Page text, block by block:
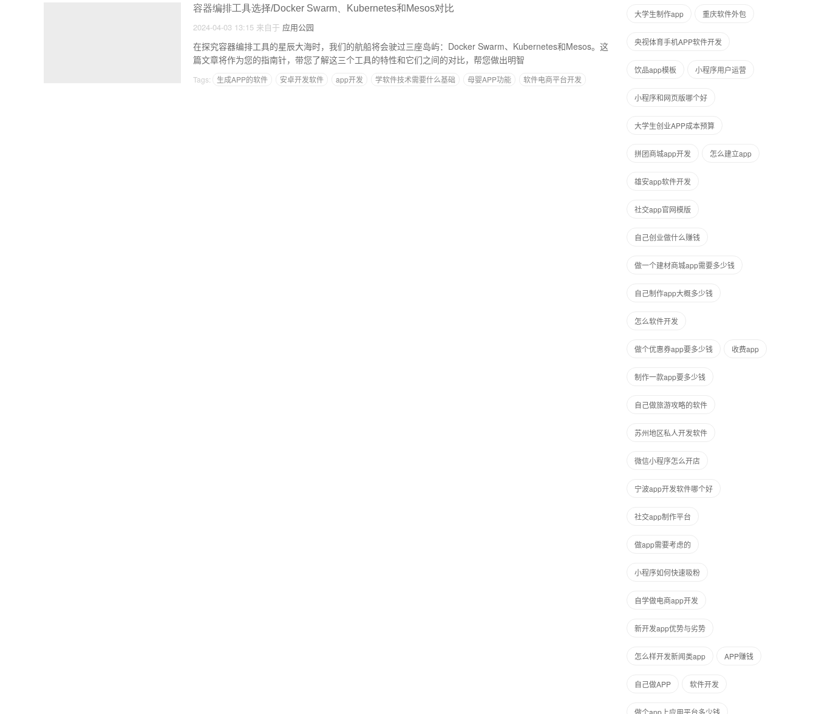
容器编排工具选择/Docker Swarm、Kubernetes和Mesos对比
2024-04-03 13:15 来自于 应用公园
在探究容器编排工具的星辰大海时，我们的航船将会驶过三座岛屿：Docker Swarm、Kubernetes和Mesos。这
篇文章将作为您的指南针，带您了解这三个工具的特性和它们之间的对比，帮您做出明智
Tags: 生成APP的软件 安卓开发软件 app开发 学软件技术需要什么基础 母婴APP功能 软件电商平台开发
大学生制作app 重庆软件外包
央视体育手机APP软件开发
饮品app模板 小程序用户运营
小程序和网页版哪个好
大学生创业APP成本预算
拼团商城app开发 怎么建立app
雄安app软件开发
社交app官网模版
自己创业做什么赚钱
做一个建材商城app需要多少钱
自己制作app大概多少钱
怎么软件开发
做个优惠券app要多少钱 收费app
制作一款app要多少钱
自己做旅游攻略的软件
苏州地区私人开发软件
微信小程序怎么开店
宁波app开发软件哪个好
社交app制作平台
做app需要考虑的
小程序如何快速吸粉
自学做电商app开发
新开发app优势与劣势
怎么样开发新闻类app APP赚钱
自己做APP 软件开发
做个app上应用平台多少钱